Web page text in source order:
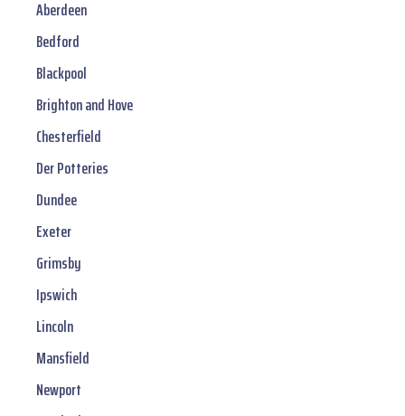
Aberdeen
Bedford
Blackpool
Brighton and Hove
Chesterfield
Der Potteries
Dundee
Exeter
Grimsby
Ipswich
Lincoln
Mansfield
Newport